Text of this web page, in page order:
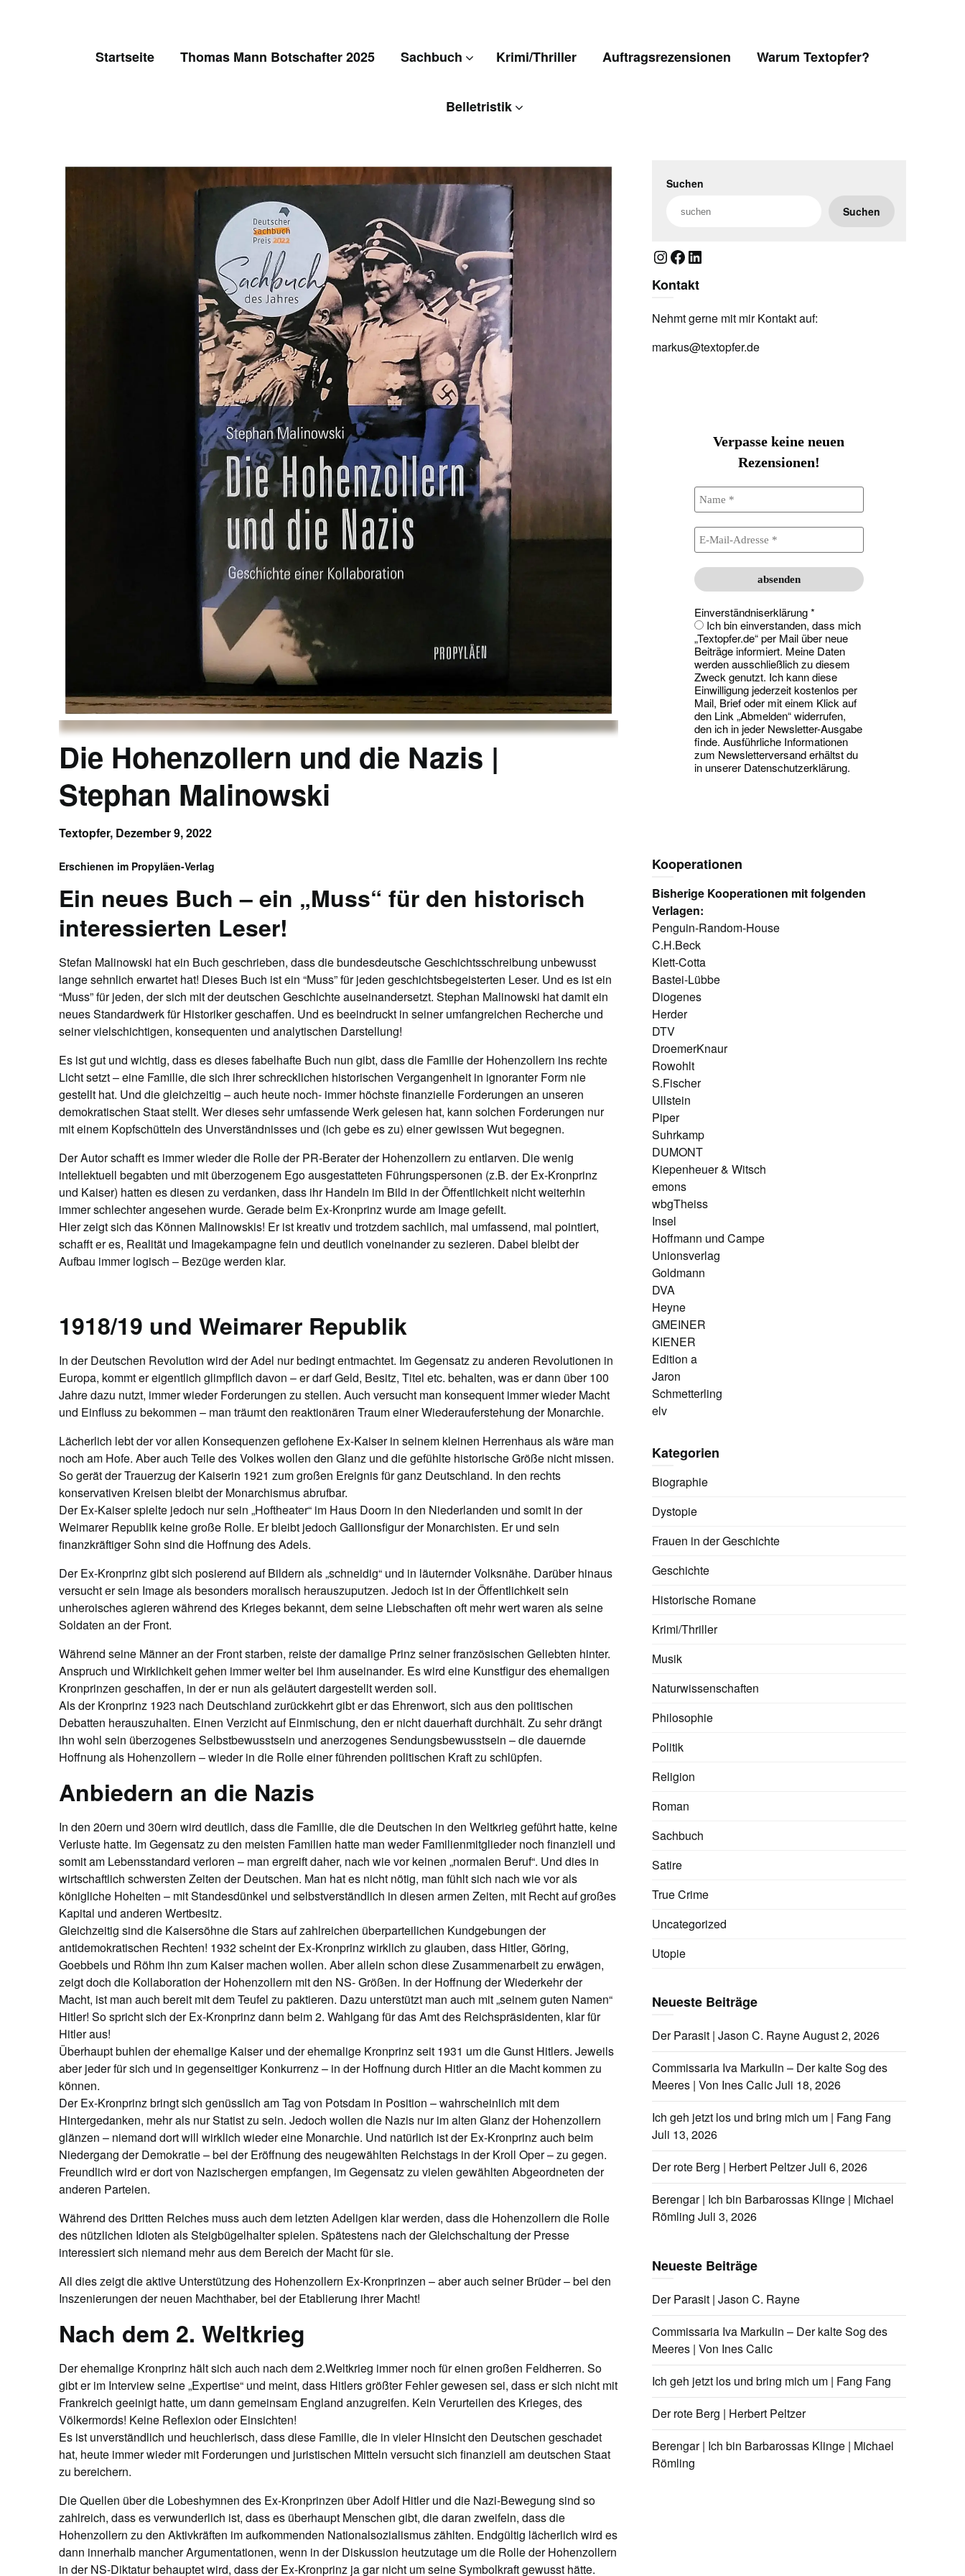
Startseite Thomas Mann Botschafter 2025 Sachbuch Krimi/Thriller Auftragsrezensionen Warum Textopfer?
Belletristik
Die Hohenzollern und die Nazis |
Stephan Malinowski
Textopfer, Dezember 9, 2022
Erschienen im Propyläen-Verlag
Ein neues Buch – ein „Muss“ für den historisch
interessierten Leser!
Stefan Malinowski hat ein Buch geschrieben, dass die bundesdeutsche Geschichtsschreibung unbewusst
lange sehnlich erwartet hat! Dieses Buch ist ein “Muss” für jeden geschichtsbegeisterten Leser. Und es ist ein
“Muss” für jeden, der sich mit der deutschen Geschichte auseinandersetzt. Stephan Malinowski hat damit ein
neues Standardwerk für Historiker geschaffen. Und es beeindruckt in seiner umfangreichen Recherche und
seiner vielschichtigen, konsequenten und analytischen Darstellung!
Es ist gut und wichtig, dass es dieses fabelhafte Buch nun gibt, dass die Familie der Hohenzollern ins rechte
Licht setzt – eine Familie, die sich ihrer schrecklichen historischen Vergangenheit in ignoranter Form nie
gestellt hat. Und die gleichzeitig – auch heute noch- immer höchste finanzielle Forderungen an unseren
demokratischen Staat stellt. Wer dieses sehr umfassende Werk gelesen hat, kann solchen Forderungen nur
mit einem Kopfschütteln des Unverständnisses und (ich gebe es zu) einer gewissen Wut begegnen.
Der Autor schafft es immer wieder die Rolle der PR-Berater der Hohenzollern zu entlarven. Die wenig
intellektuell begabten und mit überzogenem Ego ausgestatteten Führungspersonen (z.B. der Ex-Kronprinz
und Kaiser) hatten es diesen zu verdanken, dass ihr Handeln im Bild in der Öffentlichkeit nicht weiterhin
immer schlechter angesehen wurde. Gerade beim Ex-Kronprinz wurde am Image gefeilt.
Hier zeigt sich das Können Malinowskis! Er ist kreativ und trotzdem sachlich, mal umfassend, mal pointiert,
schafft er es, Realität und Imagekampagne fein und deutlich voneinander zu sezieren. Dabei bleibt der
Aufbau immer logisch – Bezüge werden klar.
1918/19 und Weimarer Republik
In der Deutschen Revolution wird der Adel nur bedingt entmachtet. Im Gegensatz zu anderen Revolutionen in
Europa, kommt er eigentlich glimpflich davon – er darf Geld, Besitz, Titel etc. behalten, was er dann über 100
Jahre dazu nutzt, immer wieder Forderungen zu stellen. Auch versucht man konsequent immer wieder Macht
und Einfluss zu bekommen – man träumt den reaktionären Traum einer Wiederauferstehung der Monarchie.
Lächerlich lebt der vor allen Konsequenzen geflohene Ex-Kaiser in seinem kleinen Herrenhaus als wäre man
noch am Hofe. Aber auch Teile des Volkes wollen den Glanz und die gefühlte historische Größe nicht missen.
So gerät der Trauerzug der Kaiserin 1921 zum großen Ereignis für ganz Deutschland. In den rechts
konservativen Kreisen bleibt der Monarchismus abrufbar.
Der Ex-Kaiser spielte jedoch nur sein „Hoftheater“ im Haus Doorn in den Niederlanden und somit in der
Weimarer Republik keine große Rolle. Er bleibt jedoch Gallionsfigur der Monarchisten. Er und sein
finanzkräftiger Sohn sind die Hoffnung des Adels.
Der Ex-Kronprinz gibt sich posierend auf Bildern als „schneidig“ und in läuternder Volksnähe. Darüber hinaus
versucht er sein Image als besonders moralisch herauszuputzen. Jedoch ist in der Öffentlichkeit sein
unheroisches agieren während des Krieges bekannt, dem seine Liebschaften oft mehr wert waren als seine
Soldaten an der Front.
Während seine Männer an der Front starben, reiste der damalige Prinz seiner französischen Geliebten hinter.
Anspruch und Wirklichkeit gehen immer weiter bei ihm auseinander. Es wird eine Kunstfigur des ehemaligen
Kronprinzen geschaffen, in der er nun als geläutert dargestellt werden soll.
Als der Kronprinz 1923 nach Deutschland zurückkehrt gibt er das Ehrenwort, sich aus den politischen
Debatten herauszuhalten. Einen Verzicht auf Einmischung, den er nicht dauerhaft durchhält. Zu sehr drängt
ihn wohl sein überzogenes Selbstbewusstsein und anerzogenes Sendungsbewusstsein – die dauernde
Hoffnung als Hohenzollern – wieder in die Rolle einer führenden politischen Kraft zu schlüpfen.
Anbiedern an die Nazis
In den 20ern und 30ern wird deutlich, dass die Familie, die die Deutschen in den Weltkrieg geführt hatte, keine
Verluste hatte. Im Gegensatz zu den meisten Familien hatte man weder Familienmitglieder noch finanziell und
somit am Lebensstandard verloren – man ergreift daher, nach wie vor keinen „normalen Beruf“. Und dies in
wirtschaftlich schwersten Zeiten der Deutschen. Man hat es nicht nötig, man fühlt sich nach wie vor als
königliche Hoheiten – mit Standesdünkel und selbstverständlich in diesen armen Zeiten, mit Recht auf großes
Kapital und anderen Wertbesitz.
Gleichzeitig sind die Kaisersöhne die Stars auf zahlreichen überparteilichen Kundgebungen der
antidemokratischen Rechten! 1932 scheint der Ex-Kronprinz wirklich zu glauben, dass Hitler, Göring,
Goebbels und Röhm ihn zum Kaiser machen wollen. Aber allein schon diese Zusammenarbeit zu erwägen,
zeigt doch die Kollaboration der Hohenzollern mit den NS- Größen. In der Hoffnung der Wiederkehr der
Macht, ist man auch bereit mit dem Teufel zu paktieren. Dazu unterstützt man auch mit „seinem guten Namen“
Hitler! So spricht sich der Ex-Kronprinz dann beim 2. Wahlgang für das Amt des Reichspräsidenten, klar für
Hitler aus!
Überhaupt buhlen der ehemalige Kaiser und der ehemalige Kronprinz seit 1931 um die Gunst Hitlers. Jeweils
aber jeder für sich und in gegenseitiger Konkurrenz – in der Hoffnung durch Hitler an die Macht kommen zu
können.
Der Ex-Kronprinz bringt sich genüsslich am Tag von Potsdam in Position – wahrscheinlich mit dem
Hintergedanken, mehr als nur Statist zu sein. Jedoch wollen die Nazis nur im alten Glanz der Hohenzollern
glänzen – niemand dort will wirklich wieder eine Monarchie. Und natürlich ist der Ex-Kronprinz auch beim
Niedergang der Demokratie – bei der Eröffnung des neugewählten Reichstags in der Kroll Oper – zu gegen.
Freundlich wird er dort von Nazischergen empfangen, im Gegensatz zu vielen gewählten Abgeordneten der
anderen Parteien.
Während des Dritten Reiches muss auch dem letzten Adeligen klar werden, dass die Hohenzollern die Rolle
des nützlichen Idioten als Steigbügelhalter spielen. Spätestens nach der Gleichschaltung der Presse
interessiert sich niemand mehr aus dem Bereich der Macht für sie.
All dies zeigt die aktive Unterstützung des Hohenzollern Ex-Kronprinzen – aber auch seiner Brüder – bei den
Inszenierungen der neuen Machthaber, bei der Etablierung ihrer Macht!
Nach dem 2. Weltkrieg
Der ehemalige Kronprinz hält sich auch nach dem 2.Weltkrieg immer noch für einen großen Feldherren. So
gibt er im Interview seine „Expertise“ und meint, dass Hitlers größter Fehler gewesen sei, dass er sich nicht mit
Frankreich geeinigt hatte, um dann gemeinsam England anzugreifen. Kein Verurteilen des Krieges, des
Völkermords! Keine Reflexion oder Einsichten!
Es ist unverständlich und heuchlerisch, dass diese Familie, die in vieler Hinsicht den Deutschen geschadet
hat, heute immer wieder mit Forderungen und juristischen Mitteln versucht sich finanziell am deutschen Staat
zu bereichern.
Die Quellen über die Lobeshymnen des Ex-Kronprinzen über Adolf Hitler und die Nazi-Bewegung sind so
zahlreich, dass es verwunderlich ist, dass es überhaupt Menschen gibt, die daran zweifeln, dass die
Hohenzollern zu den Aktivkräften im aufkommenden Nationalsozialismus zählten. Endgültig lächerlich wird es
dann innerhalb mancher Argumentationen, wenn in der Diskussion heutzutage um die Rolle der Hohenzollern
in der NS-Diktatur behauptet wird, dass der Ex-Kronprinz ja gar nicht um seine Symbolkraft gewusst hätte.
Suchen
Suchen
Instagram
Facebook
LinkedIn
Kontakt
Nehmt gerne mit mir Kontakt auf:
markus@textopfer.de
Verpasse keine neuen
Rezensionen!
Einverständniserklärung*
Ich bin einverstanden, dass mich
„Textopfer.de“ per Mail über neue
Beiträge informiert. Meine Daten
werden ausschließlich zu diesem
Zweck genutzt. Ich kann diese
Einwilligung jederzeit kostenlos per
Mail, Brief oder mit einem Klick auf
den Link „Abmelden“ widerrufen,
den ich in jeder Newsletter-Ausgabe
finde. Ausführliche Informationen
zum Newsletterversand erhältst du
in unserer Datenschutzerklärung.
Kooperationen
Bisherige Kooperationen mit folgenden
Verlagen:
Penguin-Random-House
C.H.Beck
Klett-Cotta
Bastei-Lübbe
Diogenes
Herder
DTV
DroemerKnaur
Rowohlt
S.Fischer
Ullstein
Piper
Suhrkamp
DUMONT
Kiepenheuer & Witsch
emons
wbgTheiss
Insel
Hoffmann und Campe
Unionsverlag
Goldmann
DVA
Heyne
GMEINER
KIENER
Edition a
Jaron
Schmetterling
elv
Kategorien
Biographie
Dystopie
Frauen in der Geschichte
Geschichte
Historische Romane
Krimi/Thriller
Musik
Naturwissenschaften
Philosophie
Politik
Religion
Roman
Sachbuch
Satire
True Crime
Uncategorized
Utopie
Neueste Beiträge
Der Parasit | Jason C. RayneAugust 2, 2026
Commissaria Iva Markulin – Der kalte Sog des
Meeres | Von Ines CalicJuli 18, 2026
Ich geh jetzt los und bring mich um | Fang Fang
Juli 13, 2026
Der rote Berg | Herbert PeltzerJuli 6, 2026
Berengar | Ich bin Barbarossas Klinge | Michael
Römling Juli 3, 2026
Neueste Beiträge
Der Parasit | Jason C. Rayne
Commissaria Iva Markulin – Der kalte Sog des
Meeres | Von Ines Calic
Ich geh jetzt los und bring mich um | Fang Fang
Der rote Berg | Herbert Peltzer
Berengar | Ich bin Barbarossas Klinge | Michael
Römling